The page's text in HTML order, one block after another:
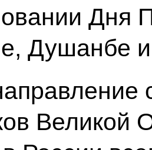
Дня
Душанбе
Великой